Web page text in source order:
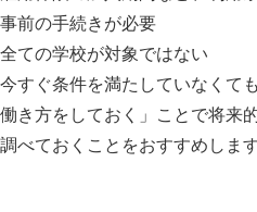
事前の手続きが必要
全ての学校が対象ではない
今すぐ条件を満たしていなくて
働き方をしておく」ことで将来
調べておくことをおすすめします